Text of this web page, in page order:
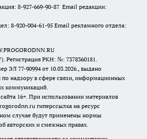
8-927-669-90-87 Email редакции:
8-920-004-61-95 Email рекламного отдела:
РКН: №: 7378360181.
ЭЛ 77-90994 от 10.03.2026., выдано
надзору в сфере связи, информационных
коммуникаций.
16+. При использовании материалов
гиперссылка на ресурс
случае будут применены нормы
авторских и смежных правах.